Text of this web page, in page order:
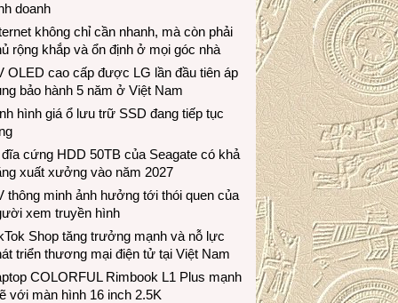
doanh
không chỉ cần nhanh, mà còn phải
rộng khắp và ổn định ở mọi góc nhà
OLED cao cấp được LG lần đầu tiên áp
bảo hành 5 năm ở Việt Nam
hình giá ổ lưu trữ SSD đang tiếp tục
cứng HDD 50TB của Seagate có khả
xuất xưởng vào năm 2027
thông minh ảnh hưởng tới thói quen của
xem truyền hình
Shop tăng trưởng mạnh và nỗ lực
triển thương mại điện tử tại Việt Nam
COLORFUL Rimbook L1 Plus mạnh
với màn hình 16 inch 2.5K